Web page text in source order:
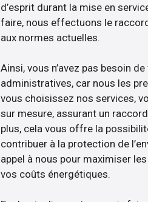
d’esprit durant la mise en
faire, nous effectuons le
aux normes actuelles.
Ainsi, vous n’avez pas besoin
administratives, car nous les
vous choisissez nos services,
sur mesure, assurant un
plus, cela vous offre la
contribuer à la protection de
appel à nous pour maximiser
vos coûts énergétiques.